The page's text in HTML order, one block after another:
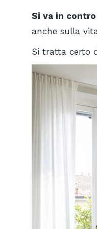
Si va in
anche sulla
Si tratta certo